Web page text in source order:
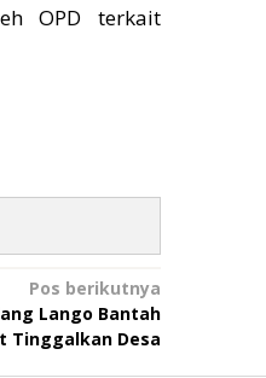
OPD terkait
Pos berikutnya
Lango Bantah
Tinggalkan Desa